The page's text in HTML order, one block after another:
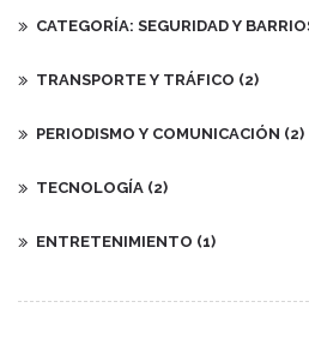
CATEGORÍA: SEGURIDAD Y
TRANSPORTE Y TRÁFICO (2)
PERIODISMO Y COMUNICACIÓN (2)
TECNOLOGÍA (2)
ENTRETENIMIENTO (1)